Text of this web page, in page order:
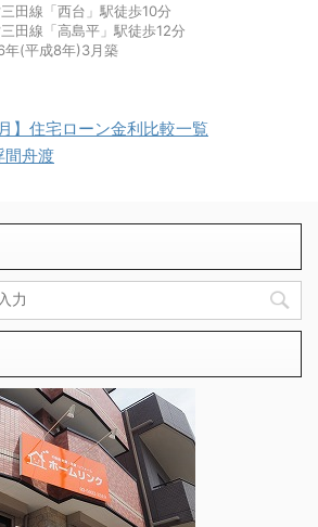
田線「西台」駅徒歩10分
田線「高島平」駅徒歩12分
年(平成8年)3月築
】住宅ローン金利比較一覧
間舟渡